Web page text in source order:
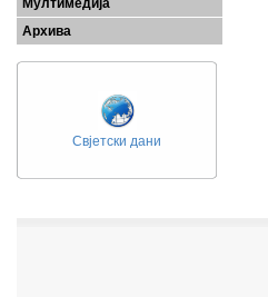
Мултимедија
Архива
Свјетски дани